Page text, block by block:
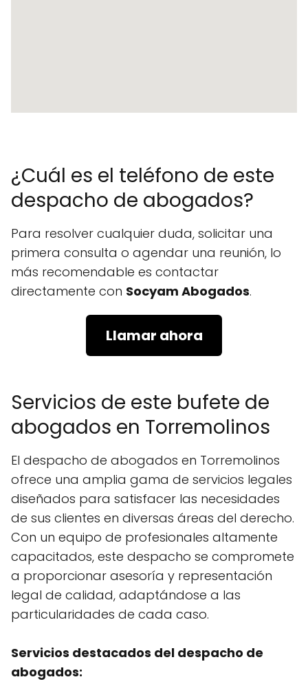
¿Cuál es el teléfono de este
despacho de abogados?
Para resolver cualquier duda, solicitar una
primera consulta o agendar una reunión, lo
más recomendable es contactar
directamente con Socyam Abogados.
Llamar ahora
Servicios de este bufete de
abogados en Torremolinos
El despacho de abogados en Torremolinos
ofrece una amplia gama de servicios legales
diseñados para satisfacer las necesidades
de sus clientes en diversas áreas del derecho.
Con un equipo de profesionales altamente
capacitados, este despacho se compromete
a proporcionar asesoría y representación
legal de calidad, adaptándose a las
particularidades de cada caso.
Servicios destacados del despacho de
abogados: